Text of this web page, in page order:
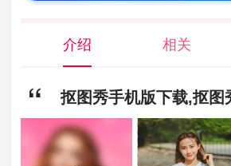
介绍 相关